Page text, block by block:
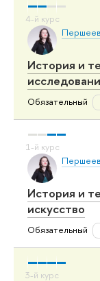
История и
Обязательный
История и
искусство
Обязательный